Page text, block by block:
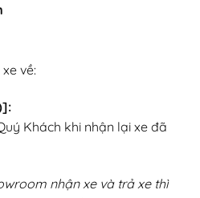
về:
Khách khi nhận lại xe đã
nhận xe và trả xe thì